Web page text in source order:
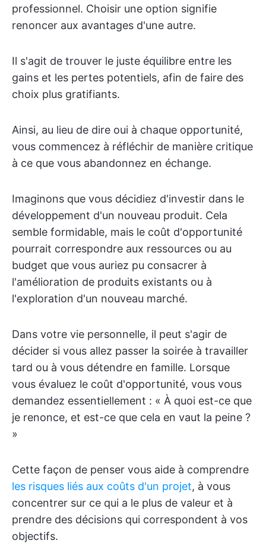
professionnel. Choisir une option signifie
renoncer aux avantages d'une autre.
Il s'agit de trouver le juste équilibre entre les
gains et les pertes potentiels, afin de faire des
choix plus gratifiants.
Ainsi, au lieu de dire oui à chaque opportunité,
vous commencez à réfléchir de manière critique
à ce que vous abandonnez en échange.
Imaginons que vous décidiez d'investir dans le
développement d'un nouveau produit. Cela
semble formidable, mais le coût d'opportunité
pourrait correspondre aux ressources ou au
budget que vous auriez pu consacrer à
l'amélioration de produits existants ou à
l'exploration d'un nouveau marché.
Dans votre vie personnelle, il peut s'agir de
décider si vous allez passer la soirée à travailler
tard ou à vous détendre en famille. Lorsque
vous évaluez le coût d'opportunité, vous vous
demandez essentiellement : « À quoi est-ce que
je renonce, et est-ce que cela en vaut la peine ?
»
Cette façon de penser vous aide à comprendre
les risques liés aux coûts d'un projet, à vous
concentrer sur ce qui a le plus de valeur et à
prendre des décisions qui correspondent à vos
objectifs.